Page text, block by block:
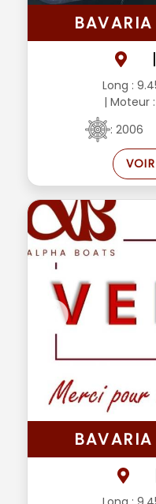
|
Long :
| Moteur :
: 2006